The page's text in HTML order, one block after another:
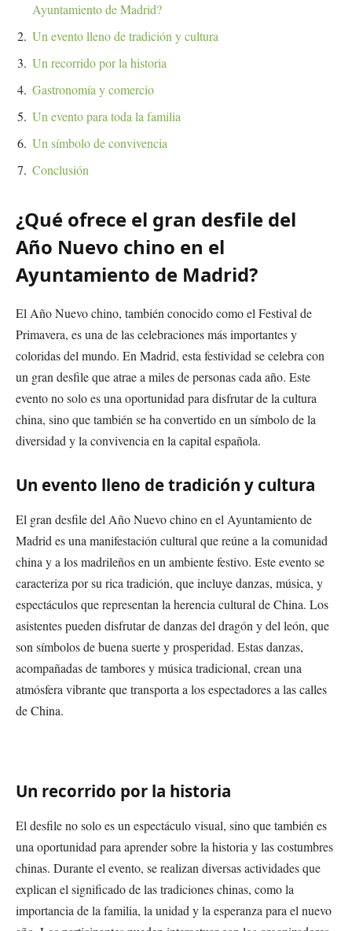
Ayuntamiento de Madrid?
Un evento lleno de tradición y cultura
Un recorrido por la historia
Gastronomía y comercio
Un evento para toda la familia
Un símbolo de convivencia
Conclusión
¿Qué ofrece el gran desfile del
Año Nuevo chino en el
Ayuntamiento de Madrid?
El Año Nuevo chino, también conocido como el Festival de
Primavera, es una de las celebraciones más importantes y
coloridas del mundo. En Madrid, esta festividad se celebra con
un gran desfile que atrae a miles de personas cada año. Este
evento no solo es una oportunidad para disfrutar de la cultura
china, sino que también se ha convertido en un símbolo de la
diversidad y la convivencia en la capital española.
Un evento lleno de tradición y cultura
El gran desfile del Año Nuevo chino en el Ayuntamiento de
Madrid es una manifestación cultural que reúne a la comunidad
china y a los madrileños en un ambiente festivo. Este evento se
caracteriza por su rica tradición, que incluye danzas, música, y
espectáculos que representan la herencia cultural de China. Los
asistentes pueden disfrutar de danzas del dragón y del león, que
son símbolos de buena suerte y prosperidad. Estas danzas,
acompañadas de tambores y música tradicional, crean una
atmósfera vibrante que transporta a los espectadores a las calles
de China.
Un recorrido por la historia
El desfile no solo es un espectáculo visual, sino que también es
una oportunidad para aprender sobre la historia y las costumbres
chinas. Durante el evento, se realizan diversas actividades que
explican el significado de las tradiciones chinas, como la
importancia de la familia, la unidad y la esperanza para el nuevo